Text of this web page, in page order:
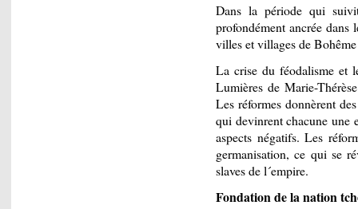
Dans la période qui
profondément ancrée dans
villes et villages de
La crise du féodalisme et
Lumières de Marie-
Les réformes donnèrent
qui devinrent chacune une
aspects négatifs. Les
germanisation, ce qui se
slaves de l´empire.
Fondation de la nation